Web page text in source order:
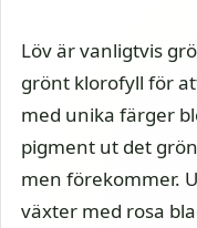
Löv är vanligtvis
grönt klorofyll för
med unika färger
pigment ut det
men förekommer.
växter med rosa